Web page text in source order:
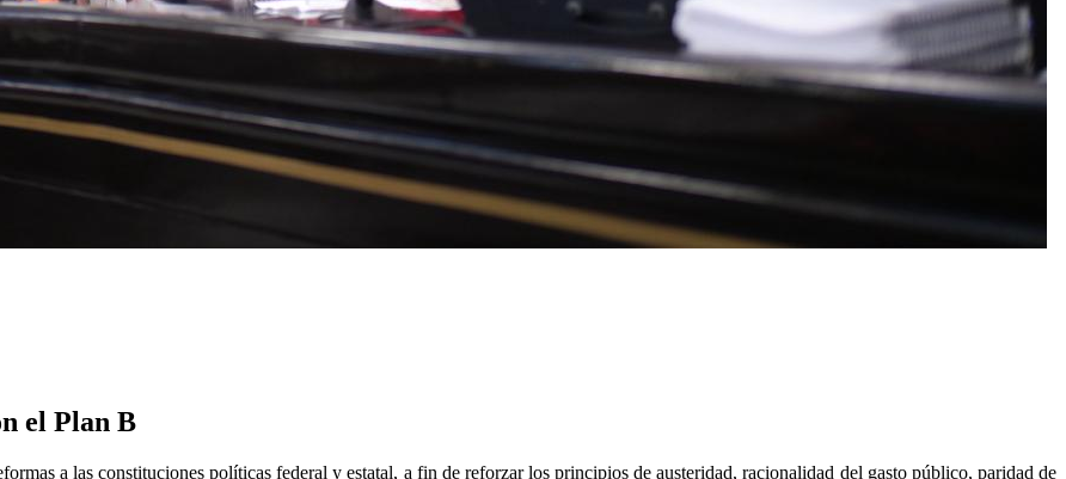
el Plan B
a las constituciones políticas federal y estatal, a fin de reforzar los principios de austeridad, racionalidad del gasto público, paridad de